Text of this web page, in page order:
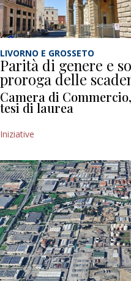
LIVORNO E GROSSETO
Parità di genere e
proroga delle
Camera di
tesi di laurea
Iniziative